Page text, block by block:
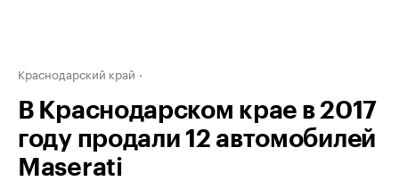
Краснодарский край
В Краснодарском крае в 2017
году продали 12 автомобилей
Maserati